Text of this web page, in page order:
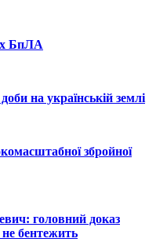
БпЛА
на українській землі
збройної
головний доказ
бентежить